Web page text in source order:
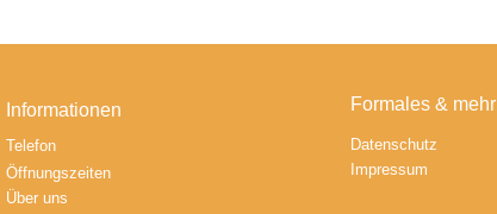
Informationen
Telefon
Öffnungszeiten
Über uns
Formales & mehr
Datenschutz
Impressum